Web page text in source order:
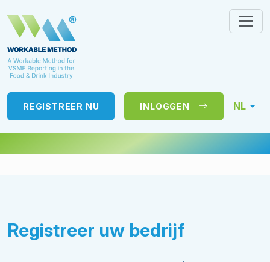
REGISTREER NU INLOGGEN NL
Registreer uw bedrijf